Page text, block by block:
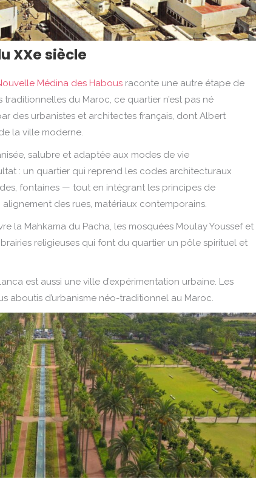
XXe siècle
Médina des Habous raconte une autre étape de
du Maroc, ce quartier n’est pas né
des urbanistes et architectes français, dont Albert
la ville moderne.
salubre et adaptée aux modes de vie
: un quartier qui reprend les codes architecturaux
fontaines — tout en intégrant les principes de
des rues, matériaux contemporains.
la Mahkama du Pacha, les mosquées Moulay Youssef et
religieuses qui font du quartier un pôle spirituel et
est aussi une ville d’expérimentation urbaine. Les
aboutis d’urbanisme néo-traditionnel au Maroc.